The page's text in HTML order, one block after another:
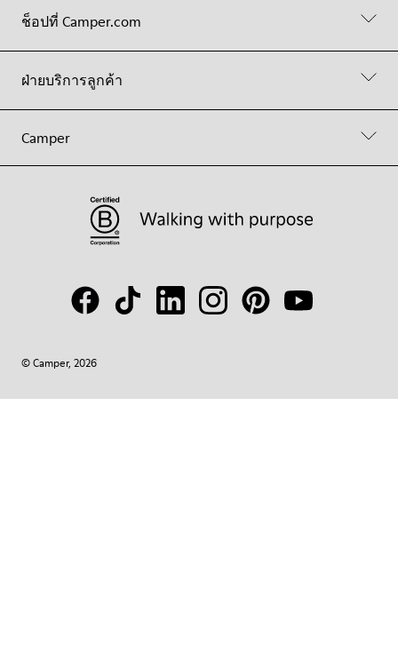
ช็อปที่ Camper.com
ฝ่ายบริการลูกค้า
Camper
© Camper, 2026